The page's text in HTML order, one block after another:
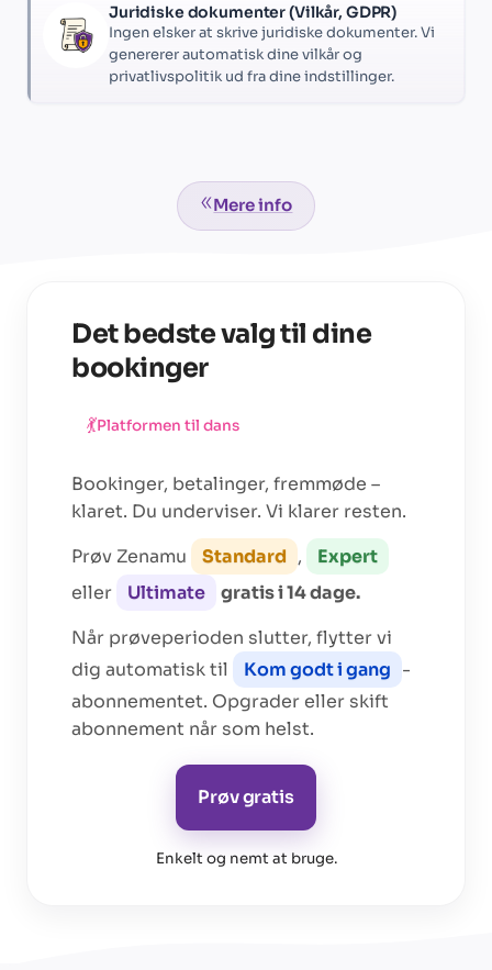
Juridiske dokumenter (Vilkår, GDPR)
Ingen elsker at skrive juridiske dokumenter. Vi
genererer automatisk dine vilkår og
privatlivspolitik ud fra dine indstillinger.
Mere info
Det bedste valg til dine
bookinger
💃Platformen til dans
Bookinger, betalinger, fremmøde –
klaret. Du underviser. Vi klarer resten.
Prøv Zenamu
Standard ,
Expert
eller
Ultimate
gratis i 14 dage.
Når prøveperioden slutter, flytter vi
dig automatisk til
Kom godt i gang -
abonnementet. Opgrader eller skift
abonnement når som helst.
Prøv gratis
Enkelt og nemt at bruge.